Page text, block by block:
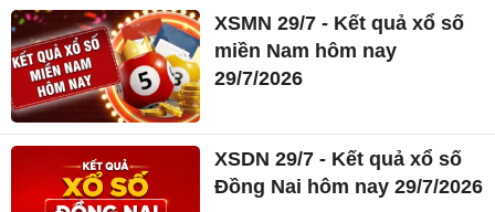
XSMN 29/7 - Kết quả xổ số
miền Nam hôm nay
29/7/2026
XSDN 29/7 - Kết quả xổ số
Đồng Nai hôm nay 29/7/2026